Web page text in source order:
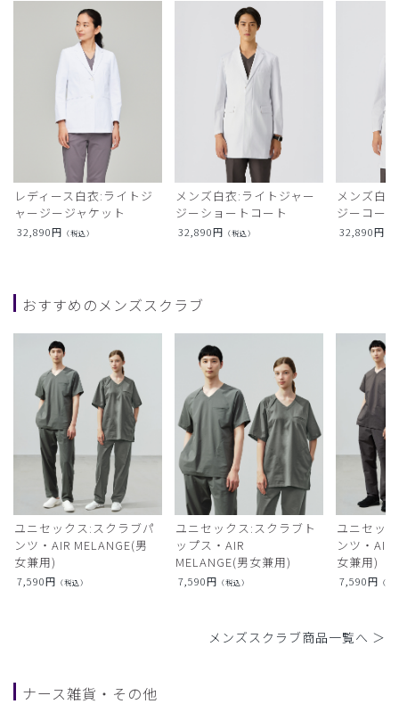
レディース白衣:ライトジ
ャージージャケット
32,890円 （税込）
メンズ白衣:ライトジャー
ジーショートコート
32,890円 （税込）
メンズ白
ジーコート
32,890円
おすすめのメンズスクラブ
ユニセックス:スクラブパ
ンツ・AIR MELANGE(男
女兼用)
7,590円 （税込）
ユニセックス:スクラブト
ップス・AIR
MELANGE(男女兼用)
7,590円 （税込）
ユニセッ
ンツ・AIR
女兼用)
7,590円 （税
メンズスクラブ商品一覧へ ＞
ナース雑貨・その他